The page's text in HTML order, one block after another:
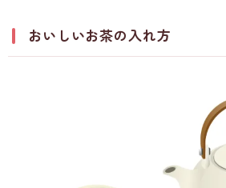
おいしいお茶の入れ方